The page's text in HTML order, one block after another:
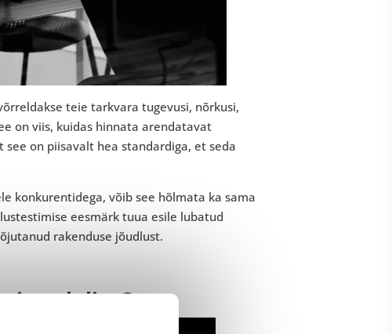
teie tarkvara tugevusi, nõrkusi,
on viis, kuidas hinnata arendatavat
on piisavalt hea standardiga, et seda
konkurentidega, võib see hõlmata ka sama
eesmärk tuua esile lubatud
rakenduse jõudlust.
oluline?